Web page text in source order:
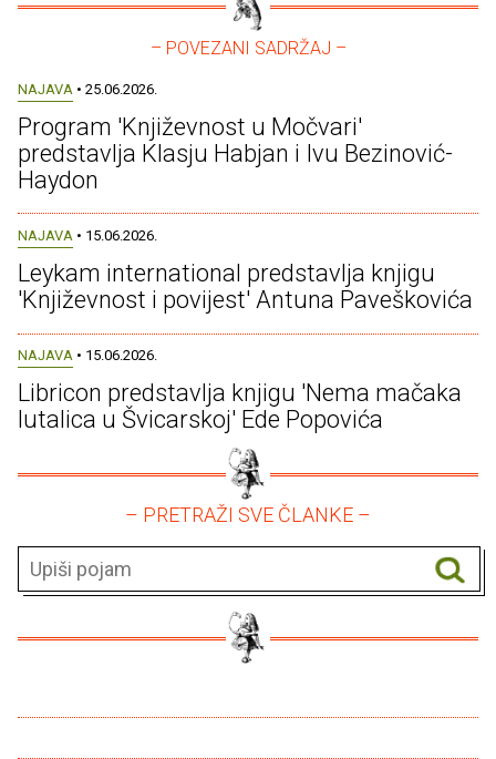
– POVEZANI SADRŽAJ –
NAJAVA • 25.06.2026.
Program 'Književnost u Močvari'
predstavlja Klasju Habjan i Ivu Bezinović-
Haydon
NAJAVA • 15.06.2026.
Leykam international predstavlja knjigu
'Književnost i povijest' Antuna Paveškovića
NAJAVA • 15.06.2026.
Libricon predstavlja knjigu 'Nema mačaka
lutalica u Švicarskoj' Ede Popovića
– PRETRAŽI SVE ČLANKE –